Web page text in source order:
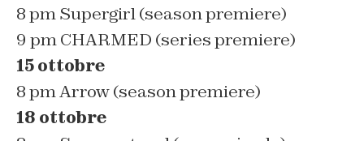
8 pmSupergirl(season premiere)
9 pmCHARMED (series premiere)
15 ottobre
8 pmArrow(season premiere)
18 ottobre